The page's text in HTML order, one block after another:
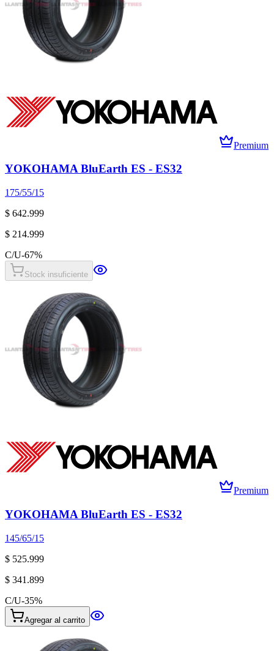
Premium
YOKOHAMA BluEarth ES - ES32
175/55/15
$ 642.999
$ 214.999
C/U-67%
Stock insuficiente
Premium
YOKOHAMA BluEarth ES - ES32
145/65/15
$ 525.999
$ 341.899
C/U-35%
Agregar al carrito